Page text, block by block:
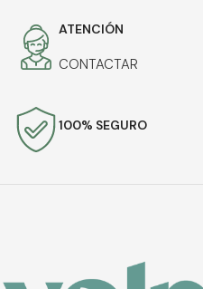
ATENCIÓN
CONTACTAR
100% SEGURO